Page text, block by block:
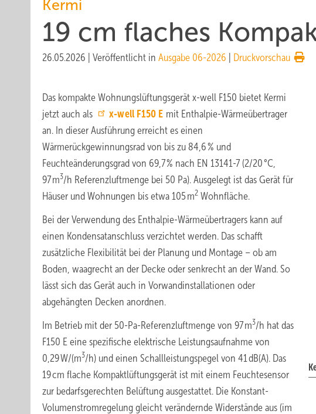
Kermi
19 cm flaches
26.05.2026 Veröffentlicht in Ausgabe 06-2026 Druckvorschau
Das kompakte Wohnungslüftungsgerät x-well F150 bietet Kermi
jetzt auch als
x-well F150 E mit Enthalpie-Wärmeübertrager
an. In dieser Ausführung erreicht es einen
Wärmerückgewinnungsrad von bis zu 84,6 % und
Feuchteänderungsgrad von 69,7 % nach EN 13141-7 (2/20 °C,
97 m3/h Referenzluftmenge bei 50 Pa). Ausgelegt ist das Gerät für
Häuser und Wohnungen bis etwa 105 m2 Wohnfläche.
Bei der Verwendung des Enthalpie-Wärmeübertragers kann auf
einen Kondensatanschluss verzichtet werden. Das schafft
zusätzliche Flexibilität bei der Planung und Montage – ob am
Boden, waagrecht an der Decke oder senkrecht an der Wand. So
lässt sich das Gerät auch in Vorwandinstallationen oder
abgehängten Decken anordnen.
Im Betrieb mit der 50-Pa-Referenzluftmenge von 97 m3/h hat das
F150 E eine spezifische elektrische Leistungsaufnahme von
0,29 W/(m3/h) und einen Schallleistungspegel von 41 dB(A). Das
19 cm flache Kompaktlüftungsgerät ist mit einem Feuchtesensor
zur bedarfsgerechten Belüftung ausgestattet. Die Konstant-
Volumenstromregelung gleicht verändernde Widerstände aus (im